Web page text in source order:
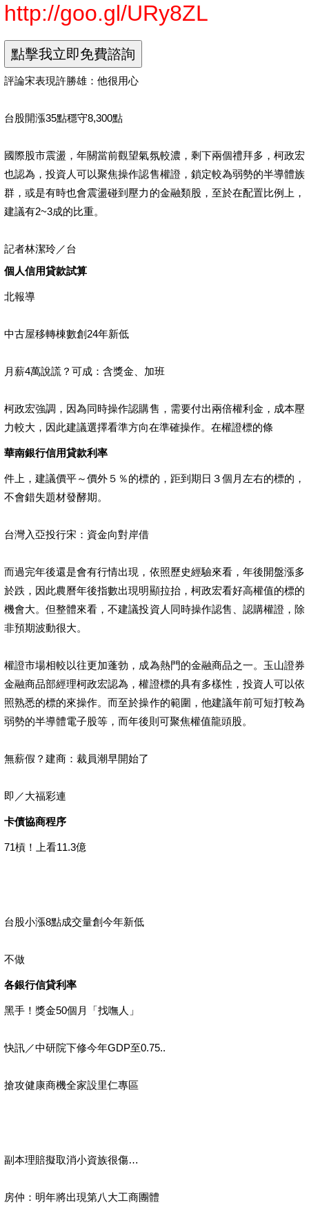
http://goo.gl/URy8ZL
評論宋表現許勝雄：他很用心
台股開漲35點穩守8,300點
國際股市震盪，年關當前觀望氣氛較濃，剩下兩個禮拜多，柯政宏
也認為，投資人可以聚焦操作認售權證，鎖定較為弱勢的半導體族
群，或是有時也會震盪碰到壓力的金融類股，至於在配置比例上，
建議有2~3成的比重。
記者林潔玲／台
個人信用貸款試算
北報導
中古屋移轉棟數創24年新低
月薪4萬說謊？可成：含獎金、加班
柯政宏強調，因為同時操作認購售，需要付出兩倍權利金，成本壓
力較大，因此建議選擇看準方向在準確操作。在權證標的條
華南銀行信用貸款利率
件上，建議價平～價外５％的標的，距到期日３個月左右的標的，
不會錯失題材發酵期。
台灣入亞投行宋：資金向對岸借
而過完年後還是會有行情出現，依照歷史經驗來看，年後開盤漲多
於跌，因此農曆年後指數出現明顯拉抬，柯政宏看好高權值的標的
機會大。但整體來看，不建議投資人同時操作認售、認購權證，除
非預期波動很大。
權證市場相較以往更加蓬勃，成為熱門的金融商品之一。玉山證券
金融商品部經理柯政宏認為，權證標的具有多樣性，投資人可以依
照熟悉的標的來操作。而至於操作的範圍，他建議年前可短打較為
弱勢的半導體電子股等，而年後則可聚焦權值龍頭股。
無薪假？建商：裁員潮早開始了
即／大福彩連
卡債協商程序
71槓！上看11.3億
台股小漲8點成交量創今年新低
不做
各銀行信貸利率
黑手！獎金50個月「找嘸人」
快訊／中研院下修今年GDP至0.75..
搶攻健康商機全家設里仁專區
副本理賠擬取消小資族很傷…
房仲：明年將出現第八大工商團體